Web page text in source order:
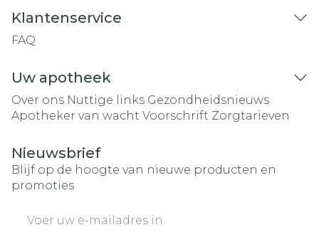
Klantenservice
FAQ
Uw apotheek
Over ons Nuttige links Gezondheidsnieuws
Apotheker van wacht Voorschrift Zorgtarieven
Nieuwsbrief
Blijf op de hoogte van nieuwe producten en
promoties